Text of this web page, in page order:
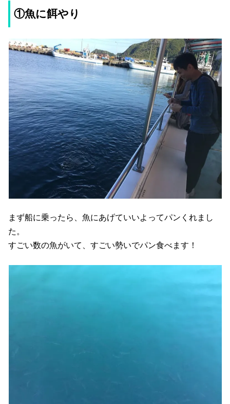
①魚に餌やり
まず船に乗ったら、魚にあげていいよってパンくれまし
た。
すごい数の魚がいて、すごい勢いでパン食べます！